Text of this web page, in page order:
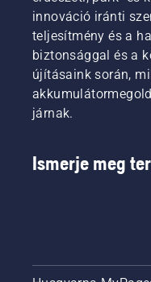
útmutatót
ebben a
témában.
innováció iránti
teljesítmény és a
biztonsággal és a
újításaink során,
járnak.
Ismerje meg